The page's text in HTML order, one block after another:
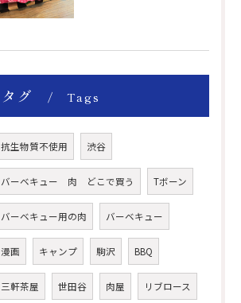
タグ Tags
抗生物質不使用 渋谷
バーベキュー 肉 どこで買う Tボーン
バーベキュー用の肉 バーベキュー
漫画 キャンプ 駒沢 BBQ
三軒茶屋 世田谷 肉屋 リブロース